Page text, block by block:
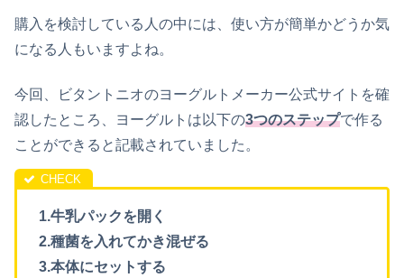
購入を検討している人の中には、使い方が簡単かどうか気
になる人もいますよね。
今回、ビタントニオのヨーグルトメーカー公式サイトを確
認したところ、ヨーグルトは以下の3つのステップで作る
ことができると記載されていました。
1.牛乳パックを開く
2.種菌を入れてかき混ぜる
3.本体にセットする